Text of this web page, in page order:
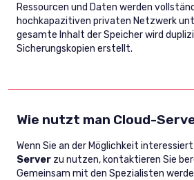
Ressourcen und Daten werden
hochkapazitiven privaten Netzwerk
gesamte Inhalt der Speicher wird
Sicherungskopien erstellt.
Wie nutzt man Cloud-
Wenn Sie an der Möglichkeit
Server zu nutzen, kontaktieren Sie
Gemeinsam mit den Spezialisten